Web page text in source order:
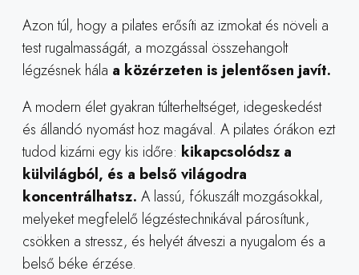
Azon túl, hogy a pilates erősíti az izmokat és növeli a
test rugalmasságát, a mozgással összehangolt
légzésnek hála a közérzeten is jelentősen javít.
A modern élet gyakran túlterheltséget, idegeskedést
és állandó nyomást hoz magával. A pilates órákon ezt
tudod kizárni egy kis időre: kikapcsolódsz a
külvilágból, és a belső világodra
koncentrálhatsz. A lassú, fókuszált mozgásokkal,
melyeket megfelelő légzéstechnikával párosítunk,
csökken a stressz, és helyét átveszi a nyugalom és a
belső béke érzése.